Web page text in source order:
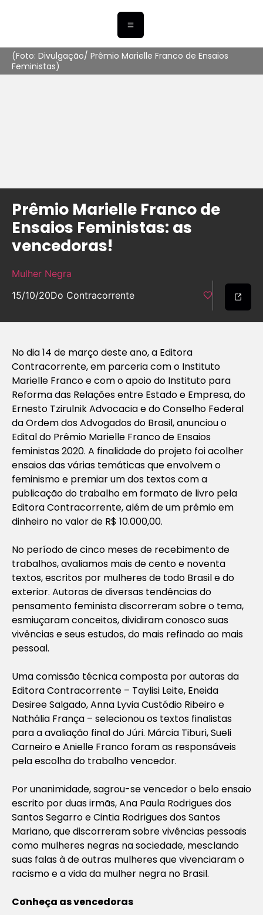
(Foto: Divulgação/ Prêmio Marielle Franco de Ensaios
Feministas)
Prêmio Marielle Franco de
Ensaios Feministas: as
vencedoras!
Mulher Negra
15/10/20Do Contracorrente
No dia 14 de março deste ano, a Editora
Contracorrente, em parceria com o Instituto
Marielle Franco e com o apoio do Instituto para
Reforma das Relações entre Estado e Empresa, do
Ernesto Tzirulnik Advocacia e do Conselho Federal
da Ordem dos Advogados do Brasil, anunciou o
Edital do Prêmio Marielle Franco de Ensaios
feministas 2020. A finalidade do projeto foi acolher
ensaios das várias temáticas que envolvem o
feminismo e premiar um dos textos com a
publicação do trabalho em formato de livro pela
Editora Contracorrente, além de um prêmio em
dinheiro no valor de R$ 10.000,00.
No período de cinco meses de recebimento de
trabalhos, avaliamos mais de cento e noventa
textos, escritos por mulheres de todo Brasil e do
exterior. Autoras de diversas tendências do
pensamento feminista discorreram sobre o tema,
esmiuçaram conceitos, dividiram conosco suas
vivências e seus estudos, do mais refinado ao mais
pessoal.
Uma comissão técnica composta por autoras da
Editora Contracorrente – Taylisi Leite, Eneida
Desiree Salgado, Anna Lyvia Custódio Ribeiro e
Nathália França – selecionou os textos finalistas
para a avaliação final do Júri. Márcia Tiburi, Sueli
Carneiro e Anielle Franco foram as responsáveis
pela escolha do trabalho vencedor.
Por unanimidade, sagrou-se vencedor o belo ensaio
escrito por duas irmãs, Ana Paula Rodrigues dos
Santos Segarro e Cintia Rodrigues dos Santos
Mariano, que discorreram sobre vivências pessoais
como mulheres negras na sociedade, mesclando
suas falas à de outras mulheres que vivenciaram o
racismo e a vida da mulher negra no Brasil.
Conheça as vencedoras